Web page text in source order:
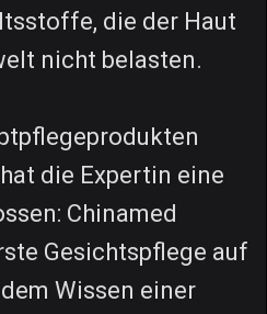
die der Haut
nicht belasten.
die Expertin eine
Chinamed
Gesichtspflege auf
Wissen einer